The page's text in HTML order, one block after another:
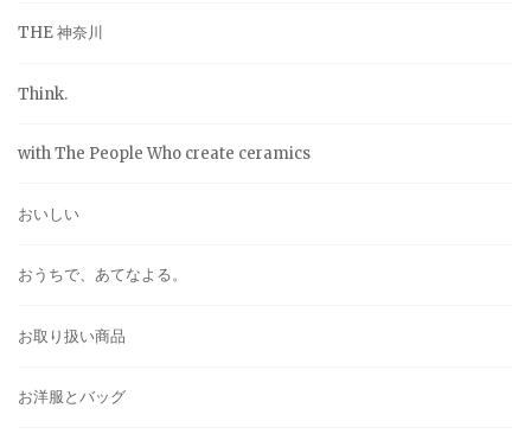
THE 神奈川
Think.
with The People Who create ceramics
おいしい
おうちで、あてなよる。
お取り扱い商品
お洋服とバッグ